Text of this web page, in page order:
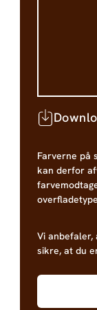
Farverne på
kan derfor
Vi
sikre, at du